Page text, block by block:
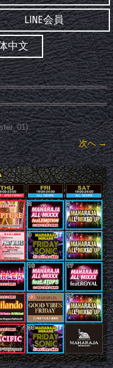
LINE会員
中文
)
次へ →